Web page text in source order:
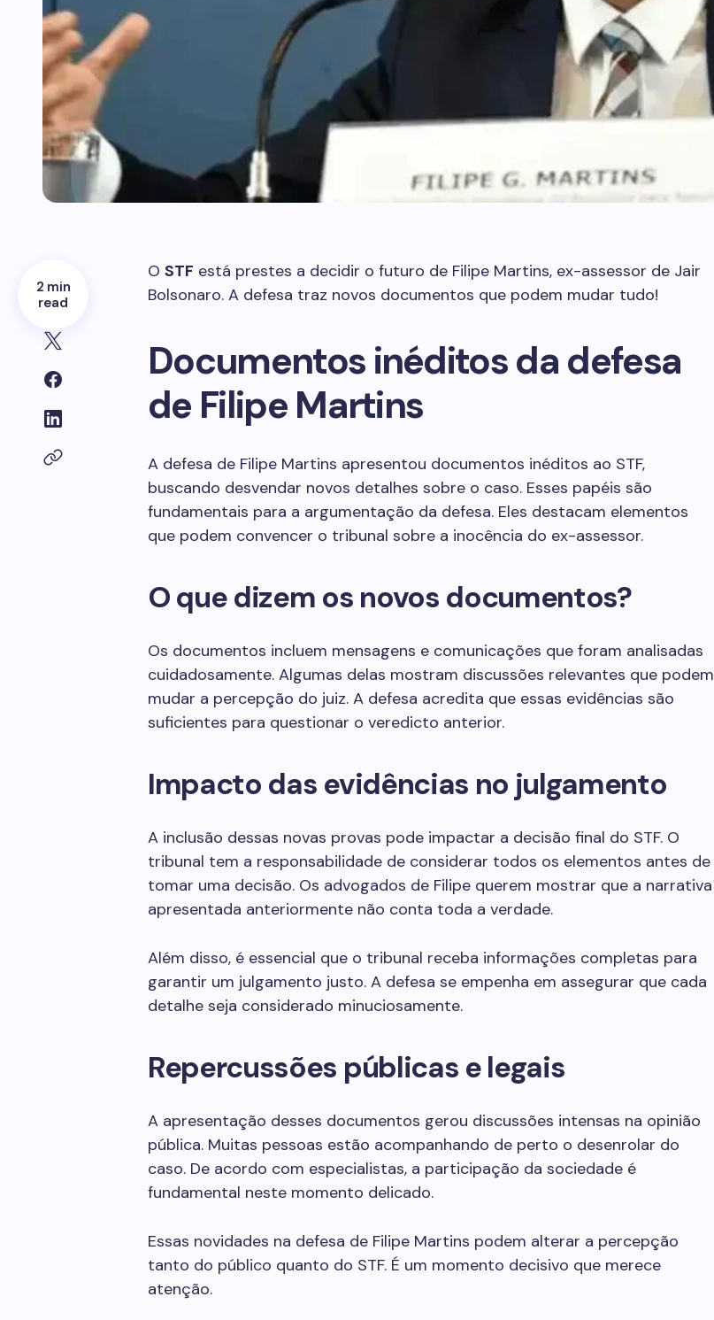
2 min
read
O STF está prestes a decidir o futuro de Filipe Martins, ex-assessor de Jair
Bolsonaro. A defesa traz novos documentos que podem mudar tudo!
Documentos inéditos da defesa
de Filipe Martins
A defesa de Filipe Martins apresentou documentos inéditos ao STF,
buscando desvendar novos detalhes sobre o caso. Esses papéis são
fundamentais para a argumentação da defesa. Eles destacam elementos
que podem convencer o tribunal sobre a inocência do ex-assessor.
O que dizem os novos documentos?
Os documentos incluem mensagens e comunicações que foram analisadas
cuidadosamente. Algumas delas mostram discussões relevantes que podem
mudar a percepção do juiz. A defesa acredita que essas evidências são
suficientes para questionar o veredicto anterior.
Impacto das evidências no julgamento
A inclusão dessas novas provas pode impactar a decisão final do STF. O
tribunal tem a responsabilidade de considerar todos os elementos antes de
tomar uma decisão. Os advogados de Filipe querem mostrar que a narrativa
apresentada anteriormente não conta toda a verdade.
Além disso, é essencial que o tribunal receba informações completas para
garantir um julgamento justo. A defesa se empenha em assegurar que cada
detalhe seja considerado minuciosamente.
Repercussões públicas e legais
A apresentação desses documentos gerou discussões intensas na opinião
pública. Muitas pessoas estão acompanhando de perto o desenrolar do
caso. De acordo com especialistas, a participação da sociedade é
fundamental neste momento delicado.
Essas novidades na defesa de Filipe Martins podem alterar a percepção
tanto do público quanto do STF. É um momento decisivo que merece
atenção.